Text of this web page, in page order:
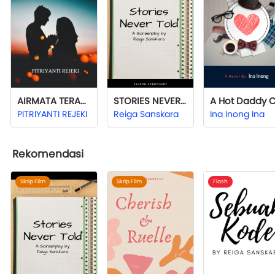
AIRMATA TERAKHIR
PITRIYANTI REJEKI
STORIES NEVER TOLD
Reiga Sanskara Ina Inong Ina
Rekomendasi
Skrip Film Skrip Film Flash